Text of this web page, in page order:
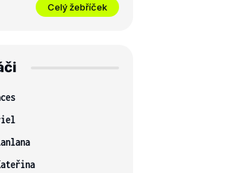
Celý žebříček